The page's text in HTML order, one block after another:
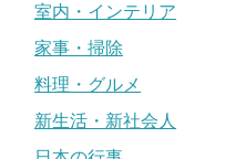
室内・インテリア
家事・掃除
料理・グルメ
新生活・新社会人